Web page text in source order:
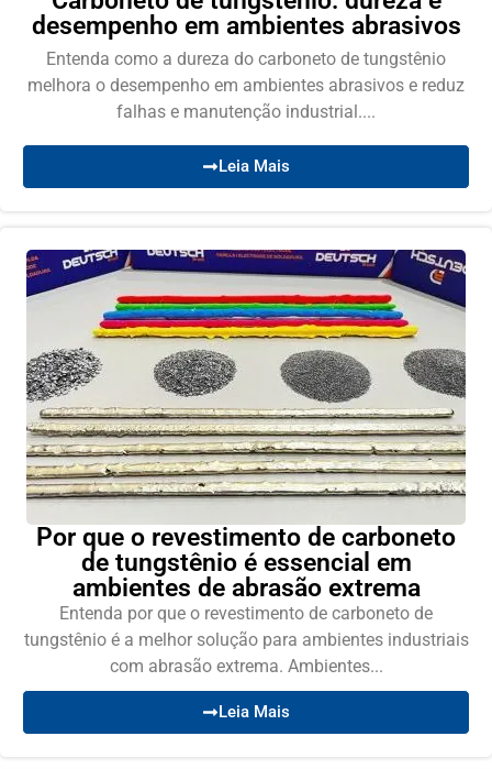
desempenho em ambientes abrasivos
Entenda como a dureza do carboneto de tungstênio
melhora o desempenho em ambientes abrasivos e reduz
falhas e manutenção industrial....
Leia Mais
Por que o revestimento de carboneto
de tungstênio é essencial em
ambientes de abrasão extrema
Entenda por que o revestimento de carboneto de
tungstênio é a melhor solução para ambientes industriais
com abrasão extrema. Ambientes...
Leia Mais